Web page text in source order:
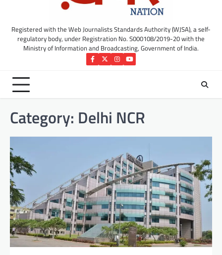
Registered with the Web Journalists Standards Authority (WJSA), a self-
regulatory body, under Registration No. S000108/2019-20 with the
Ministry of Information and Broadcasting, Government of India.
Facebook
TwitterInstagram
YouTube
Category: Delhi NCR